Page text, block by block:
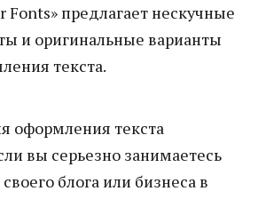
Fonts» предлагает нескучные
и оригинальные варианты
текста.
оформления текста
вы серьезно занимаетесь
блога или бизнеса в